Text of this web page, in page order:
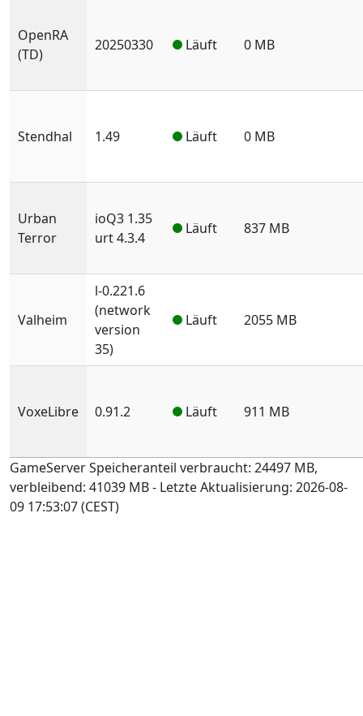
OpenRA
(TD)
20250330 Läuft 0 MB
Stendhal 1.49 Läuft 0 MB
Urban
Terror
ioQ3 1.35
urt 4.3.4
Läuft 837 MB
Valheim
l-0.221.6
(network
version
35)
Läuft 2055 MB
VoxeLibre 0.91.2 Läuft 911 MB
GameServer Speicheranteil verbraucht: 24497 MB,
verbleibend: 41039 MB- Letzte Aktualisierung: 2026-08-
09 17:53:07 (CEST)